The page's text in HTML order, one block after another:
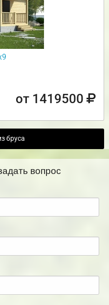
от 1419500
бруса
вопрос